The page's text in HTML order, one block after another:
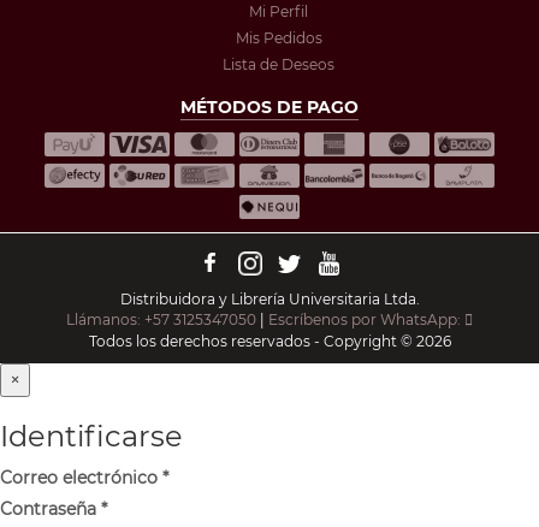
Mi Perfil
Mis Pedidos
Lista de Deseos
MÉTODOS DE PAGO
Distribuidora y Librería Universitaria Ltda.
Llámanos: +57 3125347050 | Escríbenos por WhatsApp:
Todos los derechos reservados - Copyright © 2026
×
Identificarse
Correo electrónico *
Contraseña *